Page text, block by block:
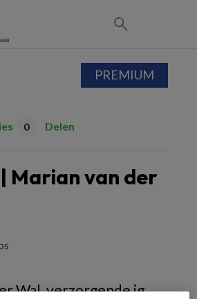
0 Delen
Marian van der
Wal, verzorgende ig,
PREMIUM